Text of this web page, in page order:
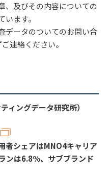
、及びその内容についての
ます。
データのついてのお問い合
連絡ください。
ィングデータ研究所）
者シェアはMNO4キャリア
ンは6.8％、サブブランド